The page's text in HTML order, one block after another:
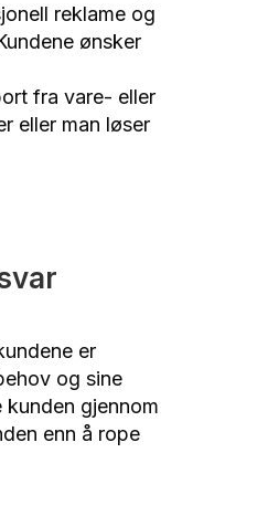
reklame og
ønsker
fra vare- eller
eller man løser
er
og sine
gjennom
enn å rope